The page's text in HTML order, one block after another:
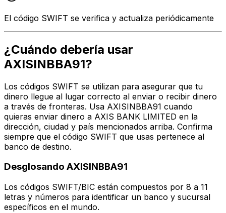
El código SWIFT se verifica y actualiza periódicamente
¿Cuándo debería usar
AXISINBBA91?
Los códigos SWIFT se utilizan para asegurar que tu
dinero llegue al lugar correcto al enviar o recibir dinero
a través de fronteras. Usa AXISINBBA91 cuando
quieras enviar dinero a AXIS BANK LIMITED en la
dirección, ciudad y país mencionados arriba. Confirma
siempre que el código SWIFT que usas pertenece al
banco de destino.
Desglosando AXISINBBA91
Los códigos SWIFT/BIC están compuestos por 8 a 11
letras y números para identificar un banco y sucursal
específicos en el mundo.